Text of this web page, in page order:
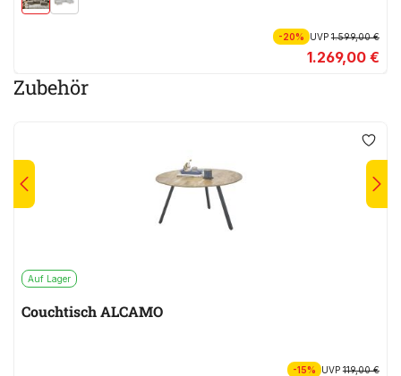
-20% UVP1.599,00 €
1.269,00 €
Zubehör
Auf Lager
Couchtisch ALCAMO
-15% UVP119,00 €